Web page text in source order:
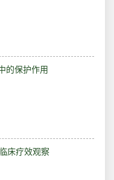
的保护作用
床疗效观察